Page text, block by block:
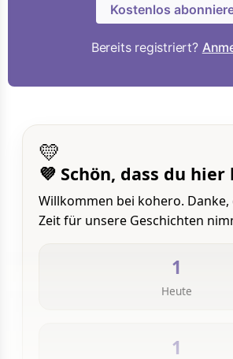
Kostenlos
Bereits registriert?
💛
💜 Schön, dass du hier
Willkommen bei kohero.
Zeit für unsere Geschichten
1
Heute
1